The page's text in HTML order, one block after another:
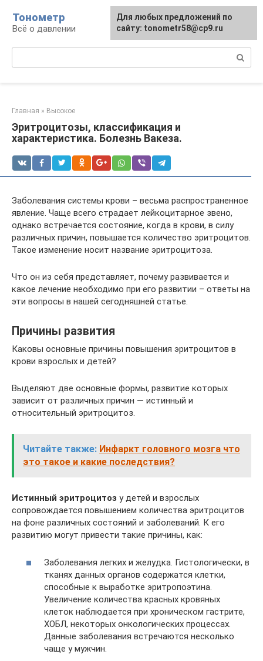
контенту
Тонометр
Всё о давлении
Главная » Высокое
Эритроцитозы, классификация и
характеристика. Болезнь Вакеза.
Заболевания системы крови – весьма распространенное
явление. Чаще всего страдает лейкоцитарное звено,
однако встречается состояние, когда в крови, в силу
различных причин, повышается количество эритроцитов.
Такое изменение носит название эритроцитоза.
Что он из себя представляет, почему развивается и
какое лечение необходимо при его развитии – ответы на
эти вопросы в нашей сегодняшней статье.
Причины развития
Каковы основные причины повышения эритроцитов в
крови взрослых и детей?
Выделяют две основные формы, развитие которых
зависит от различных причин — истинный и
относительный эритроцитоз.
Читайте также: Инфаркт головного мозга что
это такое и какие последствия?
Истинный эритроцитоз у детей и взрослых
сопровождается повышением количества эритроцитов
на фоне различных состояний и заболеваний. К его
развитию могут привести такие причины, как:
Заболевания легких и желудка. Гистологически, в
тканях данных органов содержатся клетки,
способные к выработке эритропоэтина.
Увеличение количества красных кровяных
клеток наблюдается при хроническом гастрите,
ХОБЛ, некоторых онкологических процессах.
Данные заболевания встречаются несколько
чаще у мужчин.
Для любых предложений по
сайту: tonometr58@cp9.ru
Для любых предложений по
сайту: tonometr58@cp9.ru